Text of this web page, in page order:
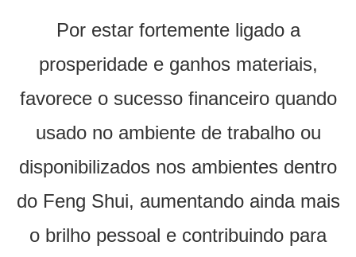
Por estar fortemente ligado a
prosperidade e ganhos materiais,
favorece o sucesso financeiro quando
usado no ambiente de trabalho ou
disponibilizados nos ambientes dentro
do Feng Shui, aumentando ainda mais
o brilho pessoal e contribuindo para